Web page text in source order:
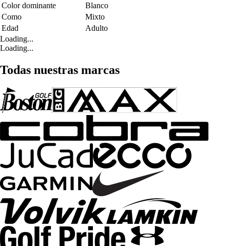
Color dominante
Blanco
Como
Mixto
Edad
Adulto
Loading...
Loading...
Todas nuestras marcas